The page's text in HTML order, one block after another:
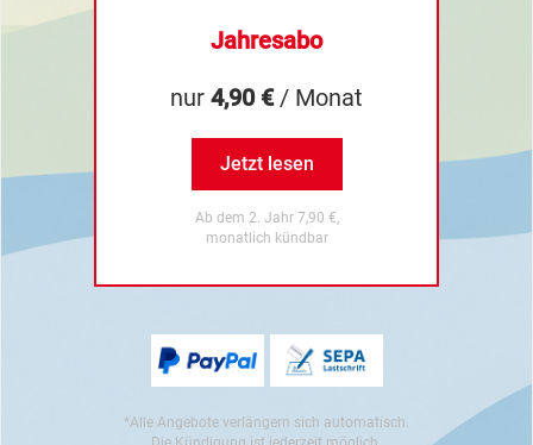
Jahresabo
nur 4,90 €/ Monat
Jetzt lesen
Ab dem 2. Jahr 7,90 €,
monatlich kündbar
*Alle Angebote verlängern sich automatisch.